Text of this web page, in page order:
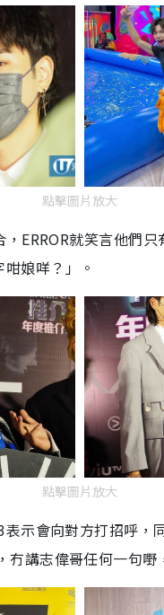
點擊圖片放大
ERROR就笑言他們只
娘咩？」 。
點擊圖片放大
表示會向對方打招呼，
講志偉哥任何一句嘢